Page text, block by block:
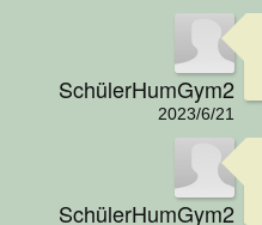
SchülerHumGym2
2023/6/21
SchülerHumGym2